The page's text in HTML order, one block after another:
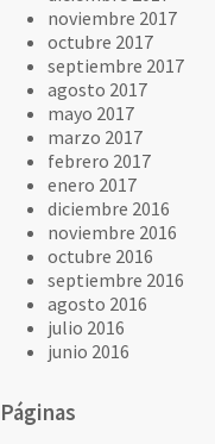
noviembre 2017
octubre 2017
septiembre 2017
agosto 2017
mayo 2017
marzo 2017
febrero 2017
enero 2017
diciembre 2016
noviembre 2016
octubre 2016
septiembre 2016
agosto 2016
julio 2016
junio 2016
Páginas